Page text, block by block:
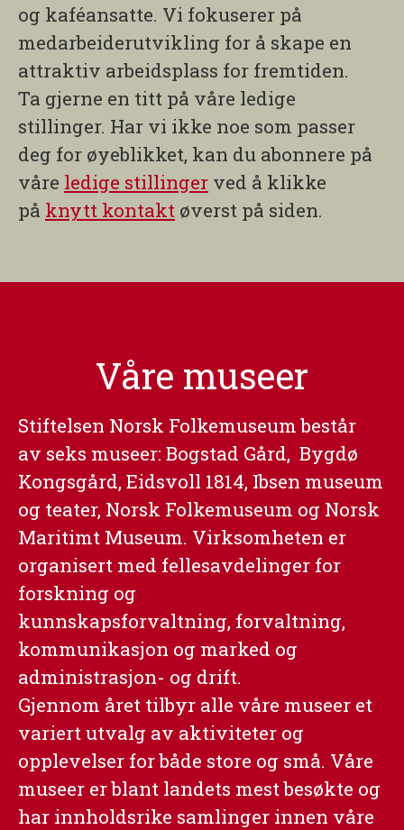
og kaféansatte. Vi fokuserer på
medarbeiderutvikling for å skape en
attraktiv arbeidsplass for fremtiden.
Ta gjerne en titt på våre ledige
stillinger. Har vi ikke noe som passer
deg for øyeblikket, kan du abonnere på
våre ledige stillinger ved å klikke
på knytt kontakt øverst på siden.
Våre museer
Stiftelsen Norsk Folkemuseum består
av seks museer: Bogstad Gård, Bygdø
Kongsgård, Eidsvoll 1814, Ibsen museum
og teater, Norsk Folkemuseum og Norsk
Maritimt Museum. Virksomheten er
organisert med fellesavdelinger for
forskning og
kunnskapsforvaltning, forvaltning,
kommunikasjon og marked og
administrasjon- og drift.
Gjennom året tilbyr alle våre museer et
variert utvalg av aktiviteter og
opplevelser for både store og små. Våre
museer er blant landets mest besøkte og
har innholdsrike samlinger innen våre